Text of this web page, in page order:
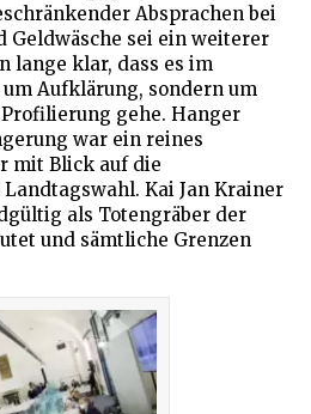
Absprachen bei
Geldwäsche sei ein weiterer
lange klar, dass es im
Aufklärung, sondern um
gehe. Hanger
war ein reines
mit Blick auf die
Kai Jan Krainer
als Totengräber der
und sämtliche Grenzen